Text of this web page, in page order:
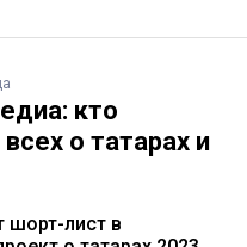
кто
о татарах и
шорт-лист в